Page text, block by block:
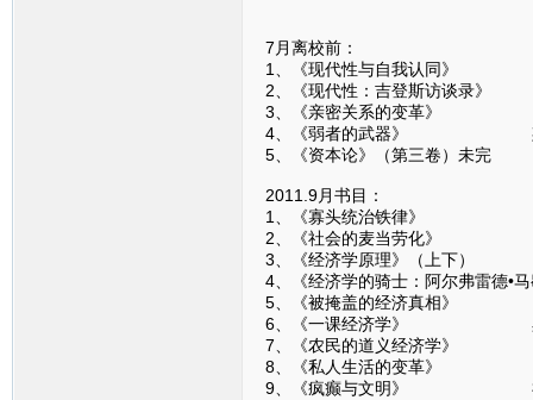
7月离校前：
1、《现代性与自我认同》
2、《现代性：吉登斯访谈录
3、《亲密关系的变革》
4、《弱者的武器》 斯
5、《资本论》（第三卷）未
2011.9月书目：
1、《寡头统治铁律》
2、《社会的麦当劳化》
3、《经济学原理》（上下
4、《经济学的骑士：阿尔弗雷德
5、《被掩盖的经济真相》
6、《一课经济学》 黑
7、《农民的道义经济学》
8、《私人生活的变革》
9、《疯癫与文明》